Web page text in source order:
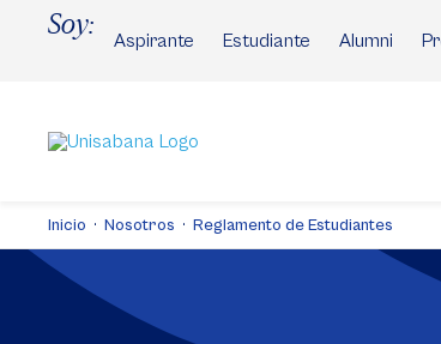
Soy:
Aspirante Estudiante Alumni
Inicio Nosotros Reglamento de Estudiantes